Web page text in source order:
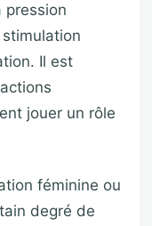
pression
Il est
jouer un rôle
féminine ou
degré de